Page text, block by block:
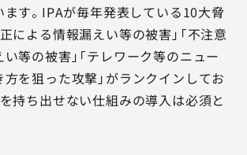
ます。IPAが毎年発表している10大脅
による情報漏えい等の被害」「不注意
等の被害」「テレワーク等のニュー
を狙った攻撃」がランクインしてお
持ち出せない仕組みの導入は必須と